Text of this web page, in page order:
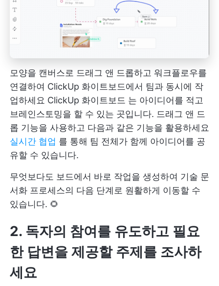
모양을 캔버스로 드래그 앤 드롭하고 워크플로우를
연결하여 ClickUp 화이트보드에서 팀과 동시에 작
업하세요 ClickUp 화이트보드 는 아이디어를 적고
브레인스토밍을 할 수 있는 곳입니다. 드래그 앤 드
롭 기능을 사용하고 다음과 같은 기능을 활용하세요
실시간 협업 를 통해 팀 전체가 함께 아이디어를 공
유할 수 있습니다.
무엇보다도 보드에서 바로 작업을 생성하여 기술 문
서화 프로세스의 다음 단계로 원활하게 이동할 수
있습니다. 🌻
2. 독자의 참여를 유도하고 필요
한 답변을 제공할 주제를 조사하
세요